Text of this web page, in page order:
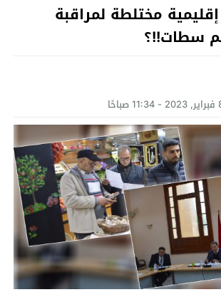
مختلطة لمراقبة
سطات!!؟